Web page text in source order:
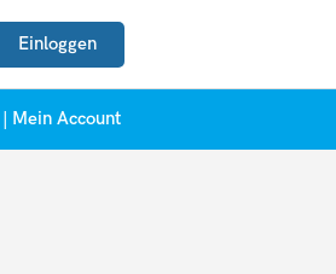
Einloggen
Mein Account